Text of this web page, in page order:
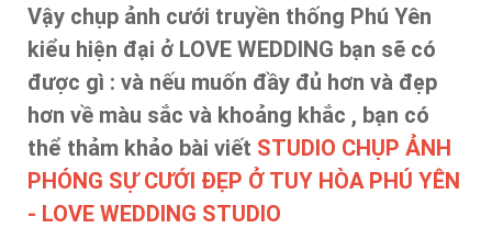
Vậy chụp ảnh cưới truyền thống Phú Yên
kiểu hiện đại ở LOVE WEDDING bạn sẽ có
được gì : và nếu muốn đầy đủ hơn và đẹp
hơn về màu sắc và khoảng khắc , bạn có
thể thảm khảo bài viết STUDIO CHỤP ẢNH
PHÓNG SỰ CƯỚI ĐẸP Ở TUY HÒA PHÚ YÊN
- LOVE WEDDING STUDIO